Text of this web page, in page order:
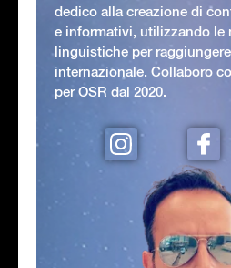
dedico alla creazione di
e informativi, utilizzando le
linguistiche per
internazionale. Collaboro
per OSR dal 2020.